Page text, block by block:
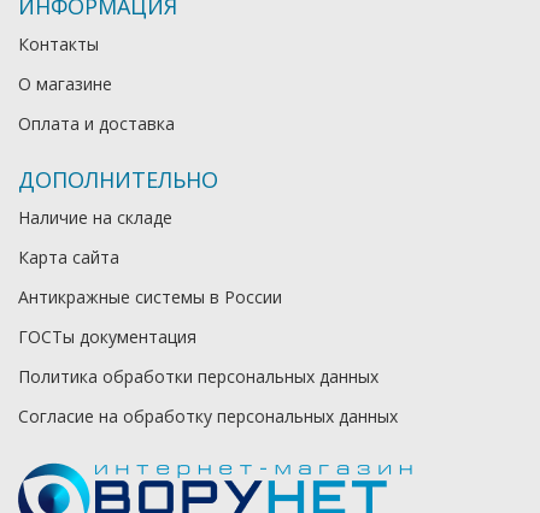
ИНФОРМАЦИЯ
Контакты
О магазине
Оплата и доставка
ДОПОЛНИТЕЛЬНО
Наличие на складе
Карта сайта
Антикражные системы в России
ГОСТы документация
Политика обработки персональных данных
Согласие на обработку персональных данных